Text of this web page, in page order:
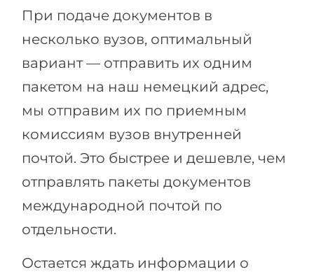
При подаче документов в
несколько вузов, оптимальный
вариант — отправить их одним
пакетом на наш немецкий адрес,
мы отправим их по приемным
комиссиям вузов внутренней
почтой. Это быстрее и дешевле, чем
отправлять пакеты документов
международной почтой по
отдельности.
Остается ждать информации о